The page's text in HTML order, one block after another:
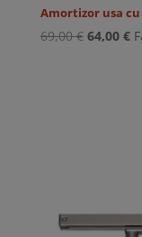
Amortizor usa cu
69,00€ Prețul
64,00 €